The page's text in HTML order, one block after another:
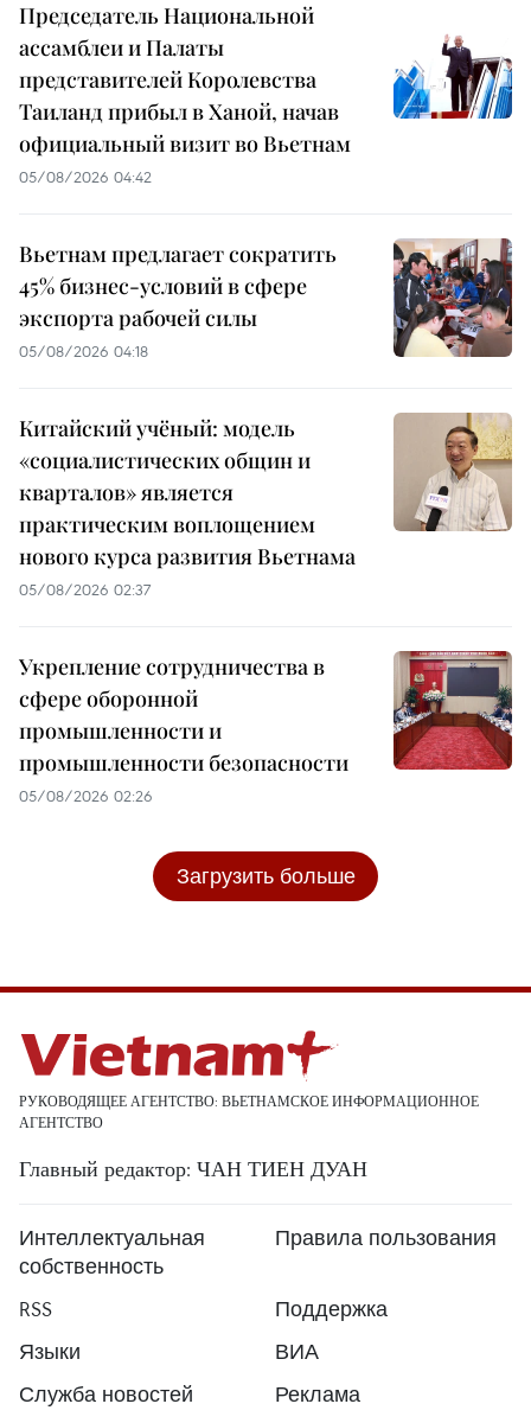
Председатель Национальной
ассамблеи и Палаты
представителей Королевства
Таиланд прибыл в Ханой, начав
официальный визит во Вьетнам
05/08/2026 04:42
Вьетнам предлагает сократить
45% бизнес-условий в сфере
экспорта рабочей силы
05/08/2026 04:18
Китайский учёный: модель
«социалистических общин и
кварталов» является
практическим воплощением
нового курса развития Вьетнама
05/08/2026 02:37
Укрепление сотрудничества в
сфере оборонной
промышленности и
промышленности безопасности
05/08/2026 02:26
Загрузить больше
РУКОВОДЯЩЕЕ АГЕНТСТВО: ВЬЕТНАМСКОЕ ИНФОРМАЦИОННОЕ
АГЕНТСТВО
Главный редактор: ЧАН ТИЕН ДУАН
Интеллектуальная
собственность
Правила пользования
RSS
Поддержка
Языки
ВИА
Служба новостей
Реклама